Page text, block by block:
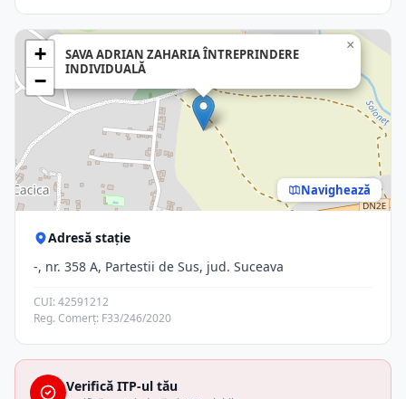
SAVA ADRIAN ZAHARIA ÎNTREPRINDERE
INDIVIDUALĂ
×
+
−
Navighează
Adresă stație
-, nr. 358 A, Partestii de Sus, jud. Suceava
CUI: 42591212
Reg. Comerț: F33/246/2020
Verifică ITP-ul tău